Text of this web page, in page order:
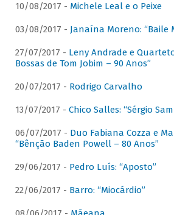
10/08/2017 - Michele Leal e o Peixe
03/08/2017 - Janaína Moreno: “Baile
27/07/2017 - Leny Andrade e
Bossas de Tom Jobim – 90 Anos”
20/07/2017 - Rodrigo Carvalho
13/07/2017 - Chico Salles: “Sérgio
06/07/2017 - Duo Fabiana Cozza e
“Bênção Baden Powell – 80 Anos”
29/06/2017 - Pedro Luís: “Aposto”
22/06/2017 - Barro: “Miocárdio”